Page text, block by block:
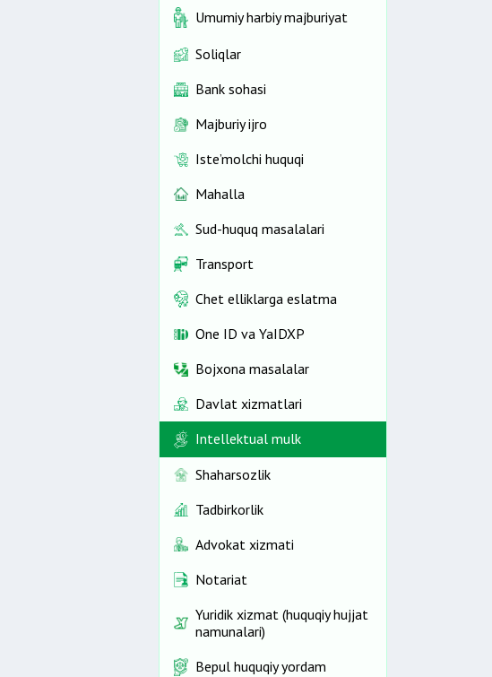
Umumiy harbiy majburiyat
Soliqlar
Bank sohasi
Majburiy ijro
Iste’molchi huquqi
Mahalla
Sud-huquq masalalari
Transport
Chet elliklarga eslatma
One ID vа YaIDXP
Bojxona masalalar
Davlat xizmatlari
Intellektual mulk
Shaharsozlik
Tadbirkorlik
Advokat xizmati
Notariat
Yuridik xizmat (huquqiy hujjat
namunalari)
Bepul huquqiy yordam